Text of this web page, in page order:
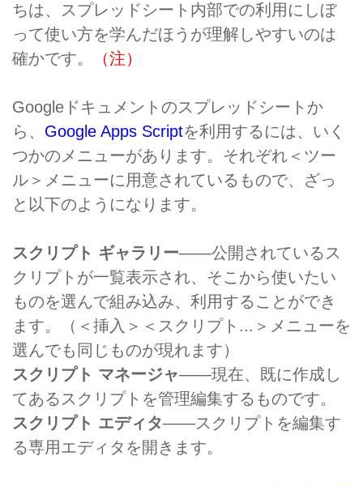
ちは、スプレッドシート内部での利用にしぼ
って使い方を学んだほうが理解しやすいのは
確かです。
（注）
Googleドキュメントのスプレッドシートか
ら、 Google Apps Scriptを利用するには、いく
つかのメニューがあります。それぞれ＜ツー
ル＞メニューに用意されているもので、ざっ
と以下のようになります。
スクリプト ギャラリー――公開されているス
クリプトが一覧表示され、そこから使いたい
ものを選んで組み込み、利用することができ
ます。（＜挿入＞＜スクリプト...＞メニューを
選んでも同じものが現れます）
スクリプト マネージャ――現在、既に作成し
てあるスクリプトを管理編集するものです。
スクリプト エディタ――スクリプトを編集す
る専用エディタを開きます。